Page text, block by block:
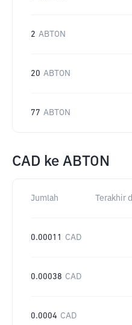
2 ABTON
20 ABTON
77 ABTON
CAD ke ABTON
Jumlah Terakhir
0.00011 CAD
0.00038 CAD
0.0004 CAD